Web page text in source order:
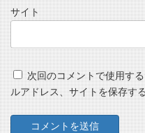
サイト
次回のコメントで使用す
ルアドレス、サイトを保存す